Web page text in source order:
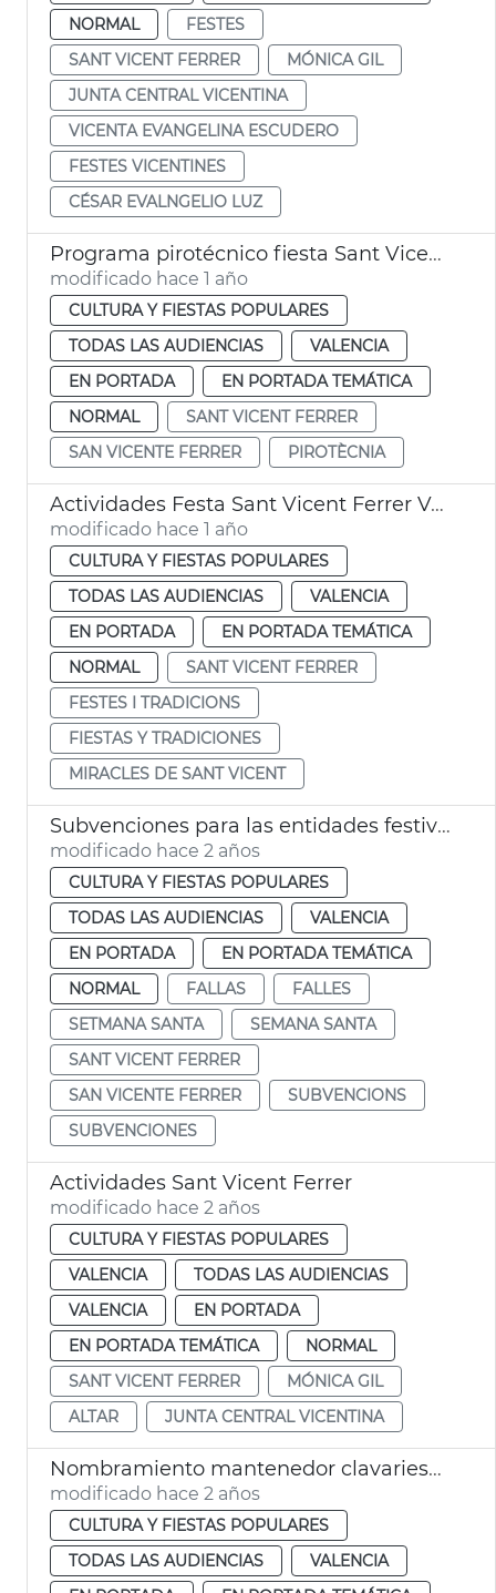
NORMAL
FESTES
SANT VICENT FERRER
MÓNICA GIL
JUNTA CENTRAL VICENTINA
VICENTA EVANGELINA ESCUDERO
FESTES VICENTINES
CÉSAR EVALNGELIO LUZ
Programa pirotécnico fiesta Sant Vicent Ferrer València
modificado hace 1 año
CULTURA Y FIESTAS POPULARES
TODAS LAS AUDIENCIAS
VALENCIA
EN PORTADA
EN PORTADA TEMÁTICA
NORMAL
SANT VICENT FERRER
SAN VICENTE FERRER
PIROTÈCNIA
Actividades Festa Sant Vicent Ferrer València
modificado hace 1 año
CULTURA Y FIESTAS POPULARES
TODAS LAS AUDIENCIAS
VALENCIA
EN PORTADA
EN PORTADA TEMÁTICA
NORMAL
SANT VICENT FERRER
FESTES I TRADICIONS
FIESTAS Y TRADICIONES
MIRACLES DE SANT VICENT
Subvenciones para las entidades festivas aniversario
modificado hace 2 años
CULTURA Y FIESTAS POPULARES
TODAS LAS AUDIENCIAS
VALENCIA
EN PORTADA
EN PORTADA TEMÁTICA
NORMAL
FALLAS
FALLES
SETMANA SANTA
SEMANA SANTA
SANT VICENT FERRER
SAN VICENTE FERRER
SUBVENCIONS
SUBVENCIONES
Actividades Sant Vicent Ferrer
modificado hace 2 años
CULTURA Y FIESTAS POPULARES
VALENCIA
TODAS LAS AUDIENCIAS
VALENCIA
EN PORTADA
EN PORTADA TEMÁTICA
NORMAL
SANT VICENT FERRER
MÓNICA GIL
ALTAR
JUNTA CENTRAL VICENTINA
Nombramiento mantenedor clavariesa vicentina
modificado hace 2 años
CULTURA Y FIESTAS POPULARES
TODAS LAS AUDIENCIAS
VALENCIA